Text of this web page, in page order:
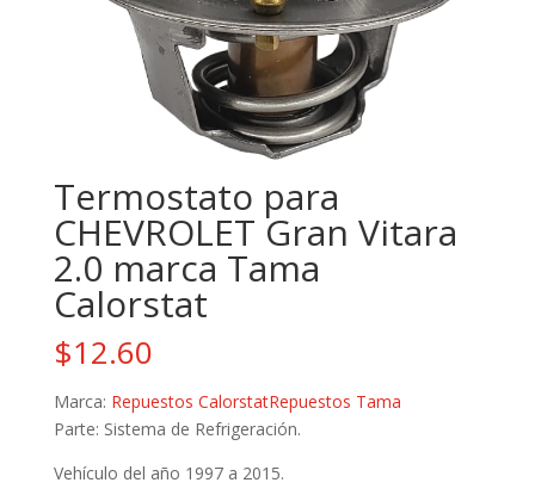
Termostato para
CHEVROLET Gran Vitara
2.0 marca Tama
Calorstat
$12.60
Marca: Repuestos CalorstatRepuestos Tama
Parte: Sistema de Refrigeración.
Vehículo del año 1997 a 2015.